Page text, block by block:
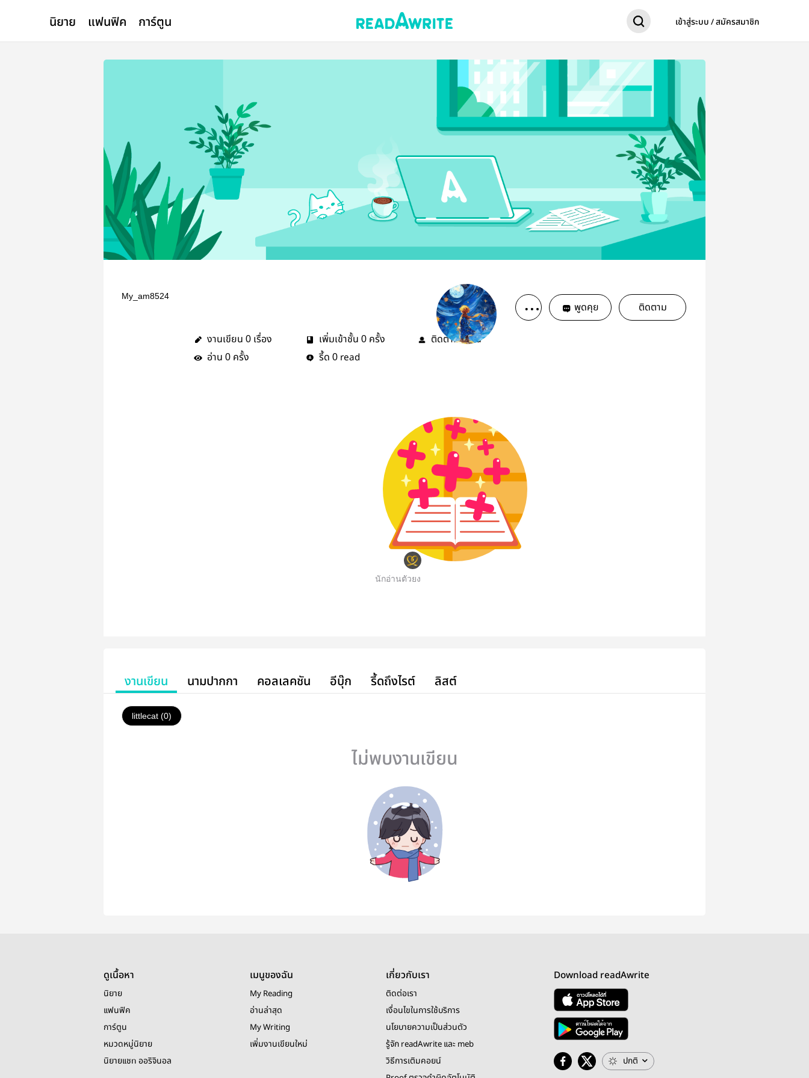
นิยาย แฟนฟิค การ์ตูน เข้าสู่ระบบ / สมัครสมาชิก
My_am8524
พูดคุย ติดตาม
งานเขียน 0 เรื่อง เพิ่มเข้าชั้น 0 ครั้ง ติดตาม1คน
อ่าน 0 ครั้ง รี้ด 0 read
นักอ่านตัวยง
งานเขียน นามปากกา คอลเลคชัน อีบุ๊ก รี้ดถึงไรต์ ลิสต์
littlecat (0)
ไม่พบงานเขียน
ดูเนื้อหา
นิยาย
แฟนฟิค
การ์ตูน
หมวดหมู่นิยาย
นิยายแชท ออริจินอล
เมนูของฉัน
My Reading
อ่านล่าสุด
My Writing
เพิ่มงานเขียนใหม่
เกี่ยวกับเรา
ติดต่อเรา
เงื่อนไขในการใช้บริการ
นโยบายความเป็นส่วนตัว
รู้จัก readAwrite และ meb
วิธีการเติมคอยน์
Download readAwrite
ปกติ